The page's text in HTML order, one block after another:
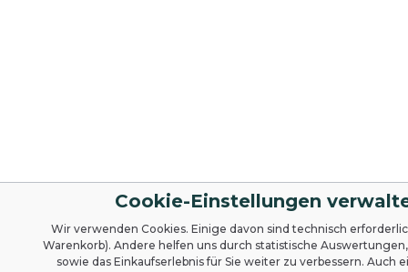
Cookie-Einstellungen
Wir verwenden Cookies. Einige davon sind technisch
Warenkorb). Andere helfen uns durch statistische
sowie das Einkaufserlebnis für Sie weiter zu verbessern. Auch